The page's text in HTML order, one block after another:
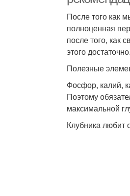
После того как
полноценная
после того, как
этого
Полезные
Фосфор, калий,
Поэтому
максимальной
Клубника любит